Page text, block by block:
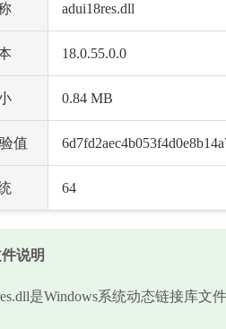
adui18res.dll
18.0.55.0.0
0.84 MB
值
64
说明
是Windows系统动态链接库文